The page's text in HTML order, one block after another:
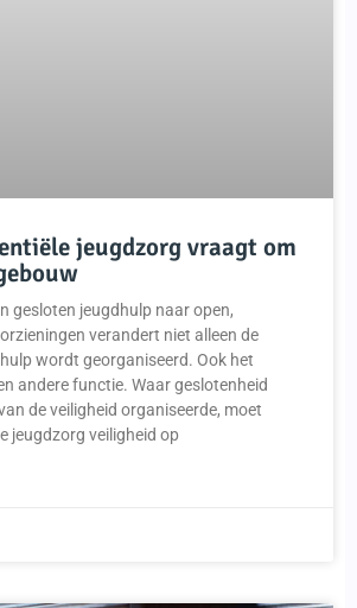
jeugdzorg vraagt om
gesloten jeugdhulp naar open,
verandert niet alleen de
wordt georganiseerd. Ook het
andere functie. Waar geslotenheid
de veiligheid organiseerde, moet
jeugdzorg veiligheid op